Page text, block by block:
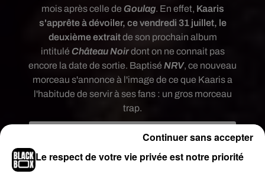
mois après celle de Goulag. En effet, Kaaris
s'apprête à dévoiler, ce vendredi 31 juillet, le
deuxième extrait de son prochain album
intitulé Château Noir dont on ne connait pas
encore la date de sortie. Baptisé NRV, ce nouveau
morceau s'annonce à l'image de ce que Kaaris a
l'habitude de servir à ses fans : un gros morceau
trap.
Le respect de votre vie privée est notre priorité
Continuer sans accepter